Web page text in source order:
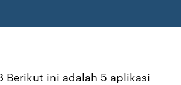
Berikut ini adalah 5 aplikasi